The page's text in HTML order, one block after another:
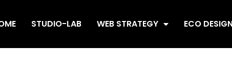
STUDIO-LAB WEB STRATEGY ECO